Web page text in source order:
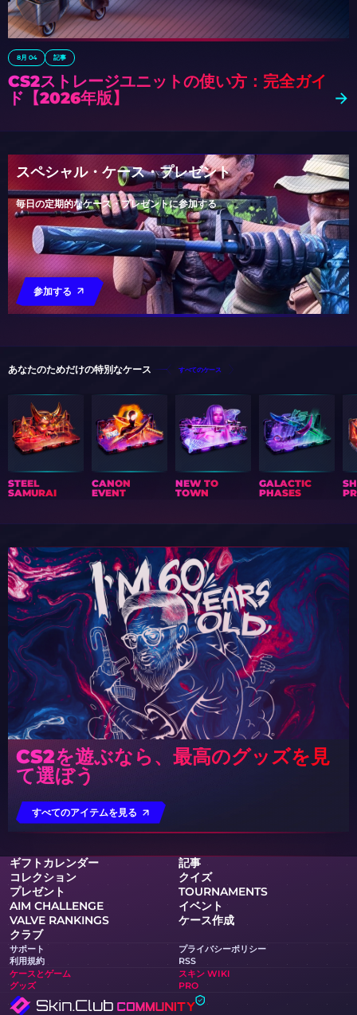
8月 04 記事
CS2ストレージユニットの使い方：完全ガイ
ド【2026年版】
スペシャル・ケース・プレゼント
毎日の定期的なケース・プレゼントに参加する
参加する
あなたのためだけの特別なケース すべてのケース
STEEL
SAMURAI
CANON
EVENT
NEW TO
TOWN
GALACTIC
PHASES
CS2を遊ぶなら、最高のグッズを見
て選ぼう
すべてのアイテムを見る
ギフトカレンダー
記事
コレクション
クイズ
プレゼント
TOURNAMENTS
AIM CHALLENGE
イベント
VALVE RANKINGS
ケース作成
クラブ
サポート
プライバシーポリシー
利用規約
RSS
ケースとゲーム
スキン WIKI
グッズ
PRO